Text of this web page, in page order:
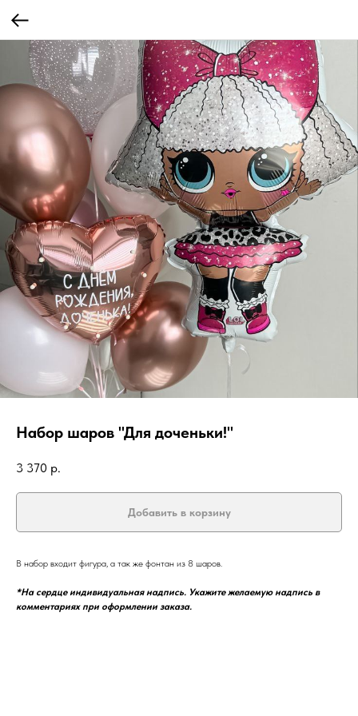
Набор шаров "Для доченьки!"
3 370 р.
Добавить в корзину
В набор входит фигура, а так же фонтан из 8 шаров.
*На сердце индивидуальная надпись. Укажите желаемую надпись в
комментариях при оформлении заказа.